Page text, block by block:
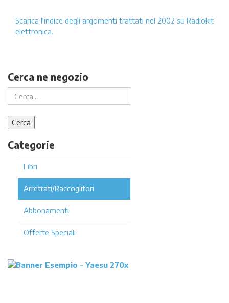
Scarica l'indice degli argomenti trattati nel 2002 su Radiokit
elettronica.
Cerca ne negozio
Categorie
Libri
Arretrati/Raccoglitori
Abbonamenti
Offerte Speciali